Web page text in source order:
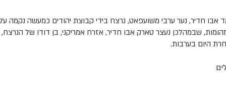
אבו חדיר, נער ערבי משועפאט, נרצח בידי קבוצת יהודים כמעשה נקמה
מהומות, שבמהלכן נעצר טארק אבו חדיר, אזרח אמריקני, בן דודו של הנרצח,
היום בערבות.